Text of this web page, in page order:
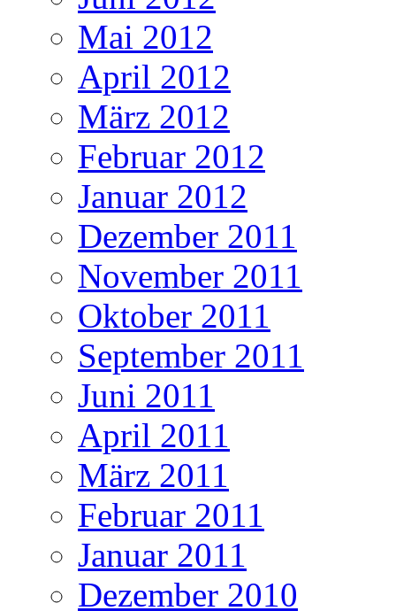
Mai 2012
April 2012
März 2012
Februar 2012
Januar 2012
Dezember 2011
November 2011
Oktober 2011
September 2011
Juni 2011
April 2011
März 2011
Februar 2011
Januar 2011
Dezember 2010